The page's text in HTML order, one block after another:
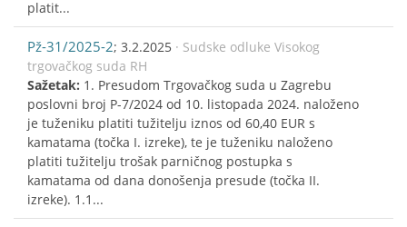
platit...
Pž-31/2025-2; 3.2.2025 · Sudske odluke Visokog
trgovačkog suda RH
Sažetak: 1. Presudom Trgovačkog suda u Zagrebu
poslovni broj P-7/2024 od 10. listopada 2024. naloženo
je tuženiku platiti tužitelju iznos od 60,40 EUR s
kamatama (točka I. izreke), te je tuženiku naloženo
platiti tužitelju trošak parničnog postupka s
kamatama od dana donošenja presude (točka II.
izreke). 1.1...